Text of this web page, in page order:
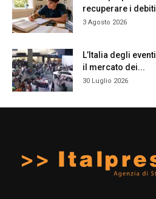
recuperare i
3 Agosto 2026
L’Italia degli
il mercato dei...
30 Luglio 2026